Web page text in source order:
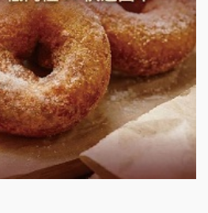
會
會